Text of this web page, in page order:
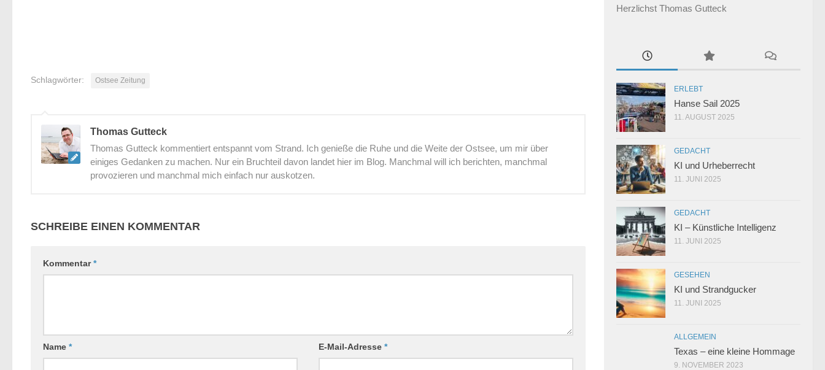
Schlagwörter: Ostsee Zeitung
Thomas Gutteck
Thomas Gutteck kommentiert entspannt vom Strand. Ich genieße die Ruhe und die Weite der Ostsee, um mir über
einiges Gedanken zu machen. Nur ein Bruchteil davon landet hier im Blog. Manchmal will ich berichten, manchmal
provozieren und manchmal mich einfach nur auskotzen.
SCHREIBE EINEN KOMMENTAR
Kommentar*
Name * E-Mail-Adresse*
Herzlichst Thomas Gutteck
ERLEBT
Hanse Sail 2025
11. AUGUST 2025
GEDACHT
KI und Urheberrecht
11. JUNI 2025
GEDACHT
KI – Künstliche Intelligenz
11. JUNI 2025
GESEHEN
KI und Strandgucker
11. JUNI 2025
ALLGEMEIN
Texas – eine kleine Hommage
9. NOVEMBER 2023